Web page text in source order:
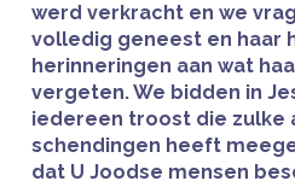
werd verkracht en we
volledig geneest en haar
herinneringen aan wat
vergeten. We bidden in
iedereen troost die zulke
schendingen heeft
dat U Joodse mensen